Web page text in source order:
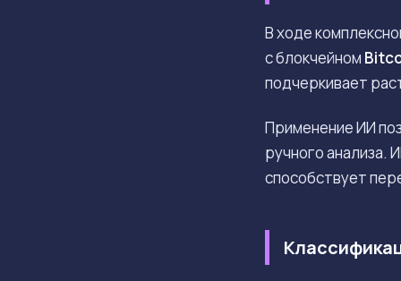
В ходе
с блокчейном
подчеркивает
Применение ИИ
ручного
способствует